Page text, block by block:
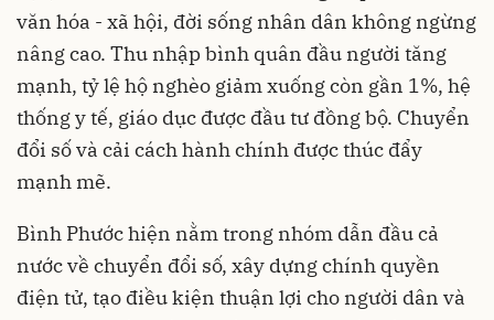
văn hóa - xã hội, đời sống nhân dân không ngừng
nâng cao. Thu nhập bình quân đầu người tăng
mạnh, tỷ lệ hộ nghèo giảm xuống còn gần 1%, hệ
thống y tế, giáo dục được đầu tư đồng bộ. Chuyển
đổi số và cải cách hành chính được thúc đẩy
mạnh mẽ.
Bình Phước hiện nằm trong nhóm dẫn đầu cả
nước về chuyển đổi số, xây dựng chính quyền
điện tử, tạo điều kiện thuận lợi cho người dân và